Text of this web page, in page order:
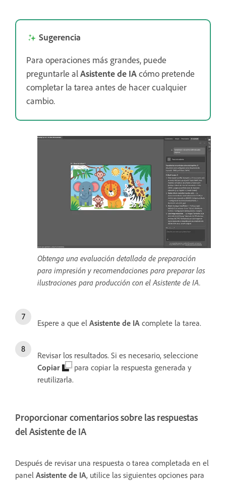
Sugerencia
Para operaciones más grandes, puede
preguntarle alAsistente de IAcómo pretende
completar la tarea antes de hacer cualquier
cambio.
Obtenga una evaluación detallada de preparación
para impresión y recomendaciones para preparar las
ilustraciones para producción con el Asistente de IA.
Espere a que el Asistente de IA complete la tarea.
Revisar los resultados. Si es necesario, seleccione
Copiar
para copiar la respuesta generada y
reutilizarla.
Proporcionar comentarios sobre las respuestas
del Asistente de IA
Después de revisar una respuesta o tarea completada en el
panel Asistente de IA, utilice las siguientes opciones para